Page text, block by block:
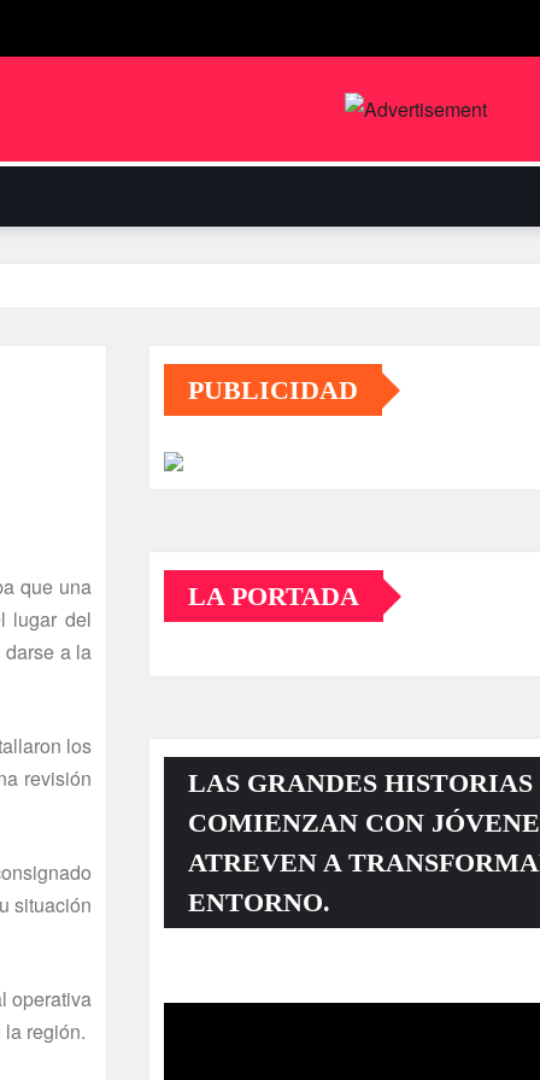
que una
lugar del
a la
los
revisión
situación
operativa
región.
PUBLICIDAD
LA PORTADA
LAS GRANDES HISTORIAS
COMIENZAN CON
ATREVEN A
ENTORNO.